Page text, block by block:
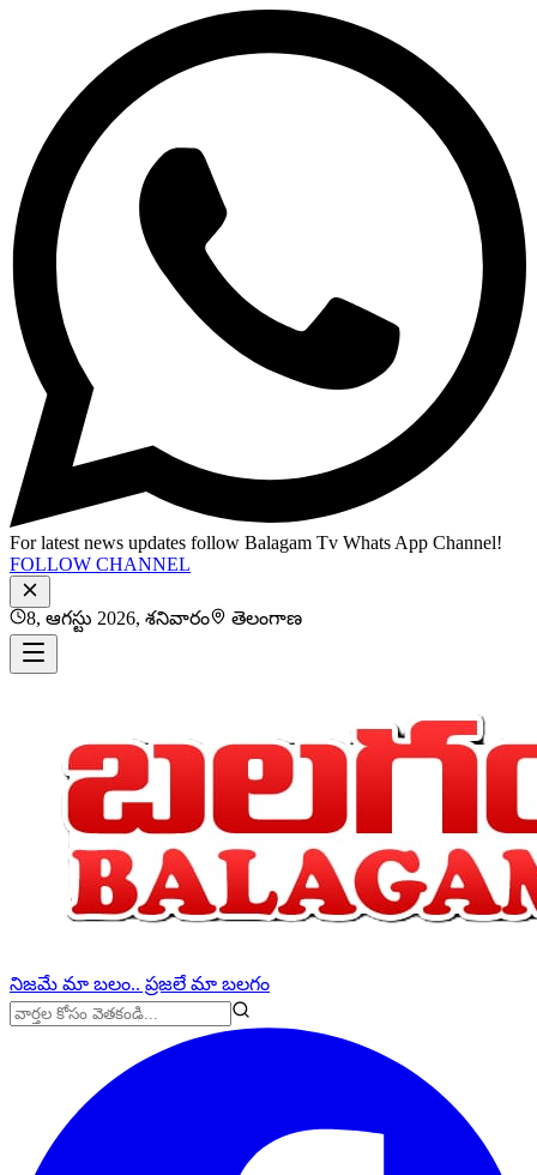
For latest news updates follow Balagam Tv Whats App Channel!
FOLLOW CHANNEL
8, ఆగస్టు 2026, శనివారం తెలంగాణ
నిజమే మా బలం.. ప్రజలే మా బలగం